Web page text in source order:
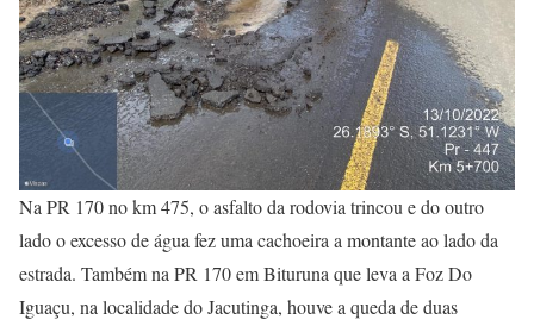
Na PR 170 no km 475, o asfalto da rodovia trincou e do outro
lado o excesso de água fez uma cachoeira a montante ao lado da
estrada. Também na PR 170 em Bituruna que leva a Foz Do
Iguaçu, na localidade do Jacutinga, houve a queda de duas